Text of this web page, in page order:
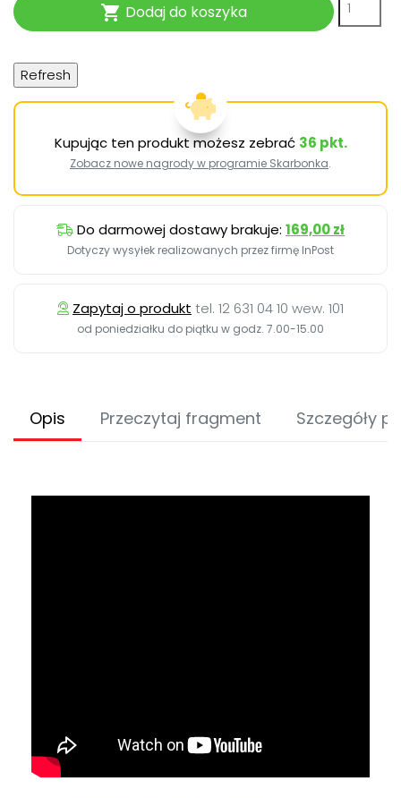
 Dodaj do koszyka
Kupując ten produkt możesz zebrać 36 pkt.
Zobacz nowe nagrody w programie Skarbonka.
Do darmowej dostawy brakuje: 169,00 zł
Dotyczy wysyłek realizowanych przez firmę InPost
Zapytaj o produkt tel. 12 631 04 10 wew. 101
od poniedziałku do piątku w godz. 7.00-15.00
Opis Przeczytaj fragment Szczegóły